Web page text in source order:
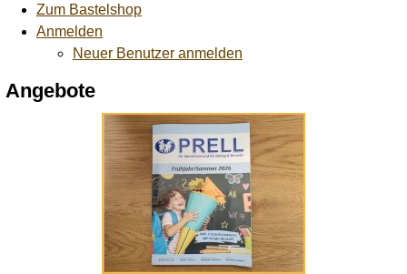
Zum Bastelshop
Anmelden
Neuer Benutzer anmelden
Angebote